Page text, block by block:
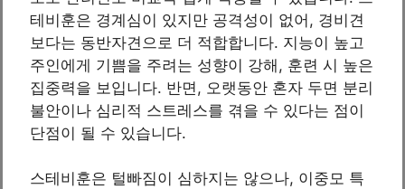
테비훈은 경계심이 있지만 공격성이 없어, 경비견
보다는 동반자견으로 더 적합합니다. 지능이 높고
주인에게 기쁨을 주려는 성향이 강해, 훈련 시 높은
집중력을 보입니다. 반면, 오랫동안 혼자 두면 분리
불안이나 심리적 스트레스를 겪을 수 있다는 점이
단점이 될 수 있습니다.
스테비훈은 털빠짐이 심하지는 않으나, 이중모 특